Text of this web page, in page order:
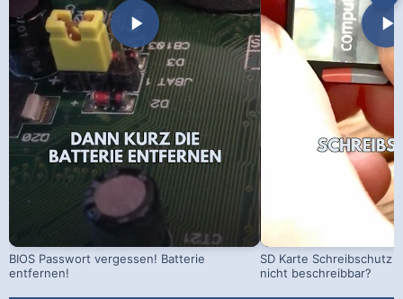
BIOS Passwort vergessen! Batterie
entfernen!
SD Karte Schreibschutz
nicht beschreibbar?